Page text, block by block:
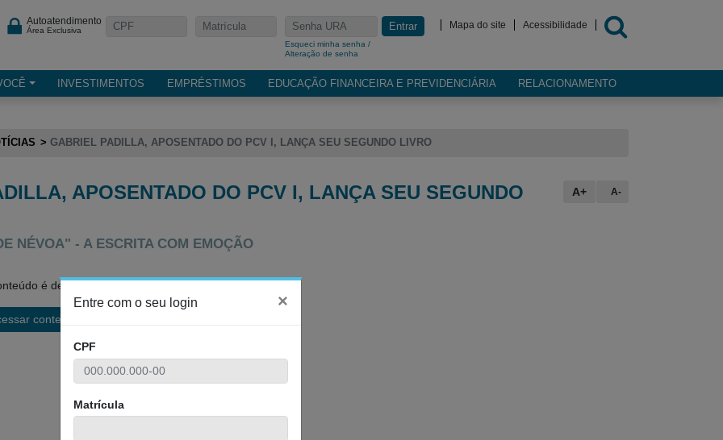
Autoatendimento
Área Exclusiva
Esqueci minha senha /
Alteração de senha
Entrar Mapa do site Acessibilidade
INVESTIMENTOS EMPRÉSTIMOS EDUCAÇÃO FINANCEIRA E PREVIDENCIÁRIA RELACIONAMENTO
GABRIEL PADILLA, APOSENTADO DO PCV I, LANÇA SEU SEGUNDO LIVRO
APOSENTADO DO PCV I, LANÇA SEU SEGUNDO
NÉVOA" - A ESCRITA COM EMOÇÃO
A+ A-
é de acesso restrito.
conteúdo
Entre com o seu login ×
CPF
Matrícula